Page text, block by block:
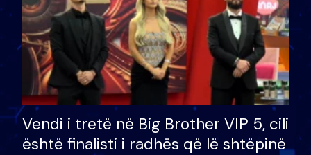
Vendi i tretë në Big Brother VIP 5, cili
është finalisti i radhës që lë shtëpinë